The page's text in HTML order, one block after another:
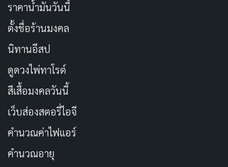
โดยรวม การแสดงของทีมนักแสดงช่วยยกหนังให้สูงขึ้น แม้
บทจะไม่ลึกซึ้ง แต่เคมีระหว่างพวกเขาทำให้เรารู้สึกสนุกไป
ด้วย คุณเคยดูหนังที่ตัวละครทะเลาะกันตลอดแต่สุดท้าย
กลายเป็นเพื่อนไหม? นี่แหละคือเสน่ห์ของ The Pickup
ราคาน้ำมันวันนี้
ตั้งชื่อร้านมงคล
นิทานอีสป
ดูดวงไพ่ทาโรต์
สีเสื้อมงคลวันนี้
เว็บส่องสตอรี่ไอจี
คำนวณค่าไฟแอร์
คำนวณอายุ